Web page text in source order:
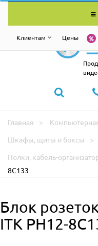
Клиентам Цены
Главная
Шкафы, щиты и боксы
Полки, кабель-
8C133
Блок
ITK PH12-